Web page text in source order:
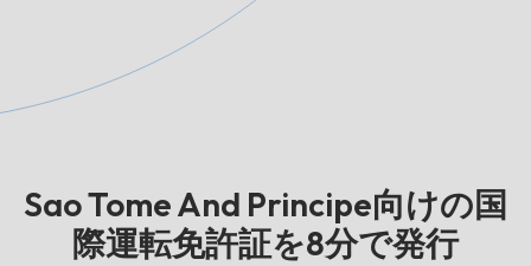
Sao Tome And Principe向けの国
際運転免許証を8分で発行